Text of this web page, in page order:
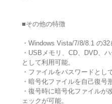
■その他の特徴
・Windows Vista/7/8/8.1 の
・USBメモリ、CD、DVD、
として利用可能。
・ファイルをパスワードとし
・暗号化ファイルを自己復号
・復号時に暗号化ファイルが
ェックが可能。